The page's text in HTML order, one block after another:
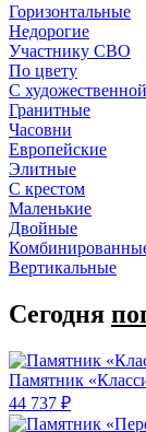
Горизонтальные
Недорогие
Участнику СВО
По цвету
С
Гранитные
Часовни
Европейские
Элитные
С крестом
Маленькие
Двойные
Вертикальные
Сегодня
Памятник
44 737 ₽